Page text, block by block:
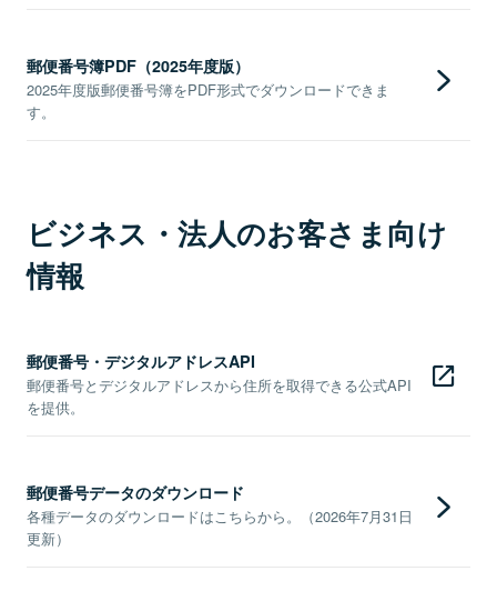
郵便番号簿PDF（2025年度版）
2025年度版郵便番号簿をPDF形式でダウンロードできま
す。
ビジネス・法人のお客さま向け
情報
郵便番号・デジタルアドレスAPI
郵便番号とデジタルアドレスから住所を取得できる公式API
を提供。
郵便番号データのダウンロード
各種データのダウンロードはこちらから。（2026年7月31日
更新）